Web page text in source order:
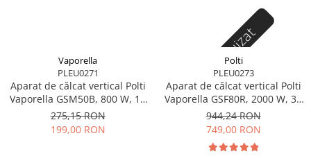
Fiare de calcat cu abur
Statii de calcat profesionale
Cafea și espressoare
Espresoare cu capsule
Cafea capsule
Vaporella
PLEU0271
Aparat de călcat vertical Polti
Vaporella GSM50B, 800 W, 16
g/min
275,15 RON
199,00 RON
Stoc epuizat
Polti
PLEU0273
Aparat de călcat vertical Polti
Vaporella GSF80R, 2000 W, 30
g/min
944,24 RON
749,00 RON